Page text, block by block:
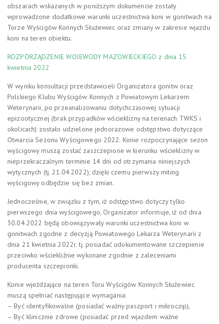
obszarach wskazanych w poniższym dokumencie zostały
wprowadzone dodatkowe warunki uczestnictwa koni w gonitwach na
Torze Wyścigów Konnych Służewiec oraz zmiany w zakresie wjazdu
koni na teren obiektu.
ROZPORZĄDZENIE WOJEWODY MAZOWIECKIEGO z dnia 15
kwietnia 2022
W wyniku konsultacji przedstawicieli Organizatora gonitw oraz
Polskiego Klubu Wyścigów Konnych z Powiatowym Lekarzem
Weterynarii, po przeanalizowaniu dotychczasowej sytuacji
epizootycznej (brak przypadków wścieklizny na terenach TWKS i
okolicach) zostało udzielone jednorazowe odstępstwo dotyczące
Otwarcia Sezonu Wyścigowego 2022. Konie rozpoczynające sezon
wyścigowy muszą zostać zaszczepione w kierunku wścieklizny w
nieprzekraczalnym terminie 14 dni od otrzymania niniejszych
wytycznych (tj. 21.04.2022), dzięki czemu pierwszy miting
wyścigowy odbędzie się bez zmian.
Jednocześnie, w związku z tym, iż odstępstwo dotyczy tylko
pierwszego dnia wyścigowego, Organizator informuje, iż od dnia
30.04.2022 będą obowiązywały warunki uczestnictwa koni w
gonitwach zgodne z decyzją Powiatowego Lekarza Weterynarii z
dnia 21 kwietnia 2022r. tj. posiadać udokumentowane szczepienie
przeciwko wściekliźnie wykonane zgodnie z zaleceniami
producenta szczepionki.
Konie wjeżdżające na teren Toru Wyścigów Konnych Służewiec
muszą spełniać następujące wymagania:
– Być identyfikowalne (posiadać ważny paszport i mikroczip),
– Być klinicznie zdrowe (posiadać przed wjazdem ważne